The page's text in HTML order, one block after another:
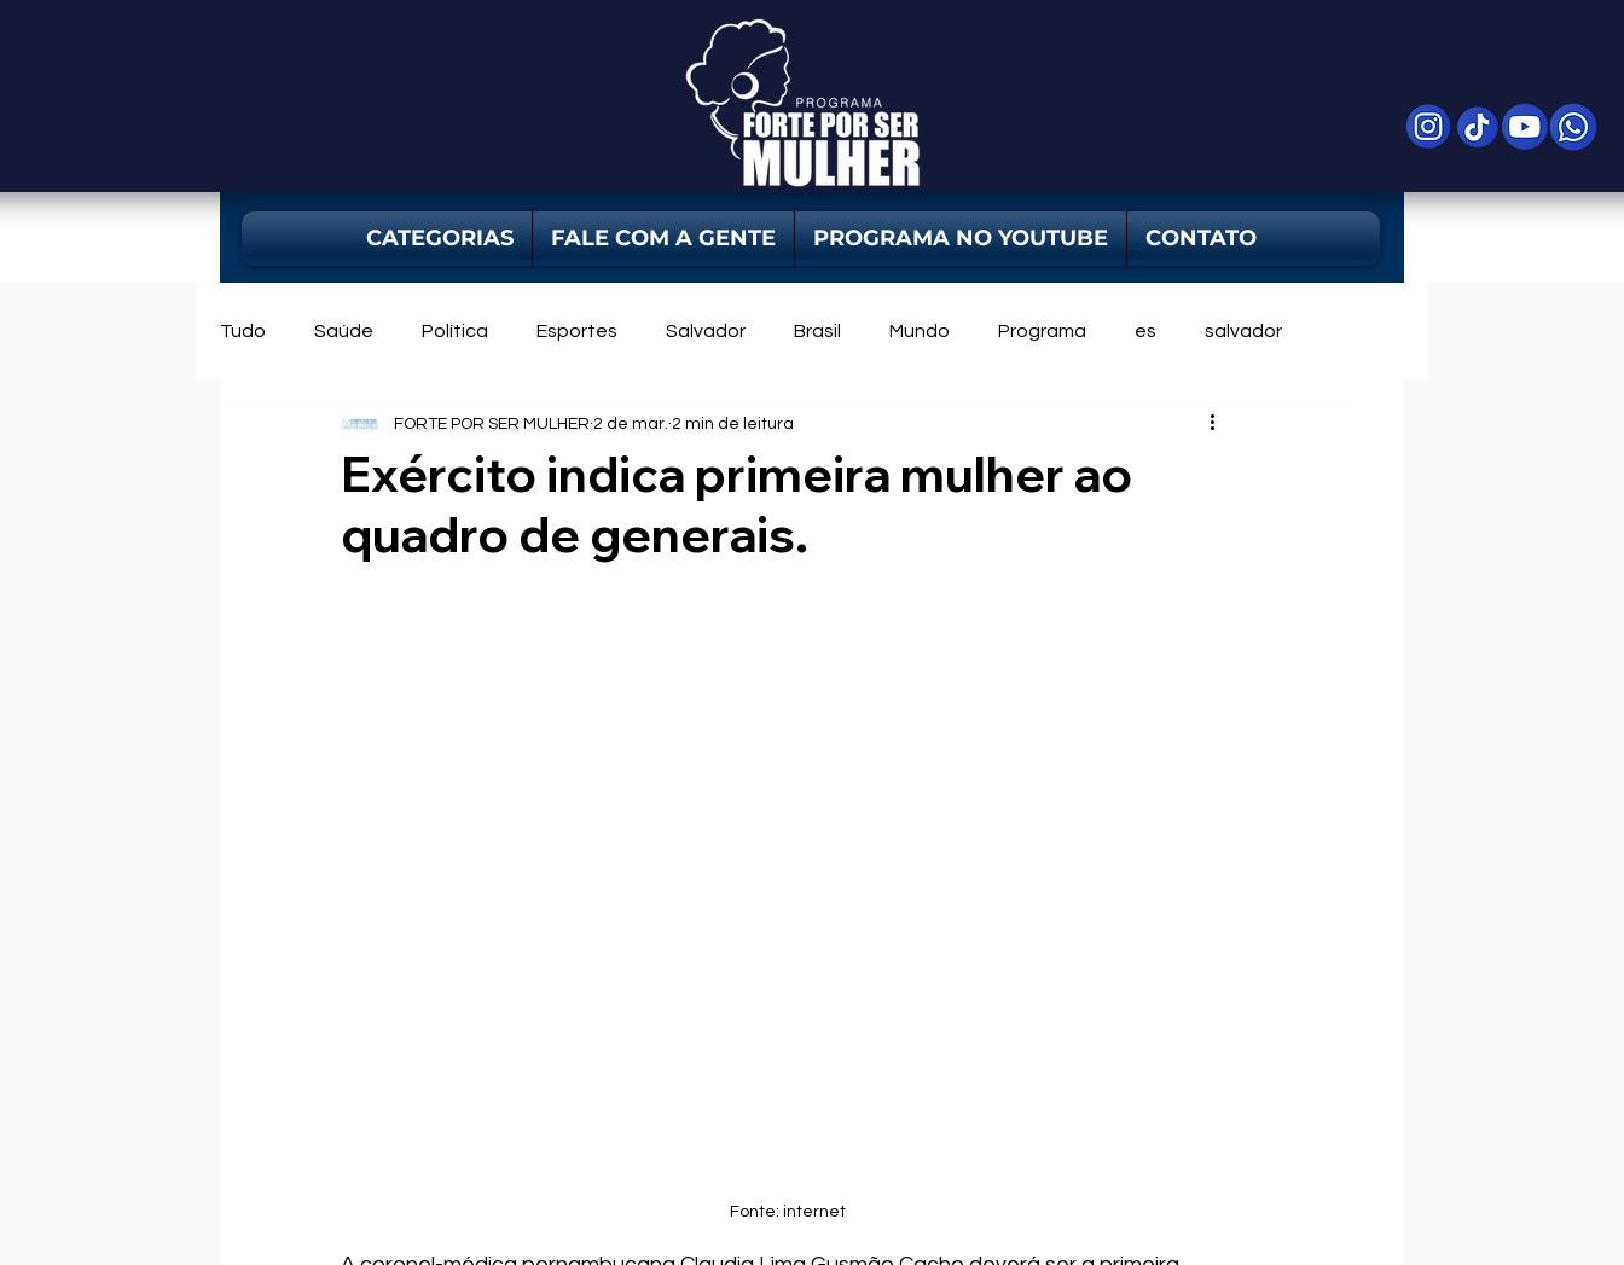
CATEGORIAS FALE COM A GENTE PROGRAMA NO YOUTUBE CONTATO
Tudo Saúde Política Esportes Salvador Brasil Mundo Programa es salvador
Mercado Bahia Utilidade Pública Violência Contra Mulher
Exército indica primeira mulher ao
quadro de generais.
FORTE POR SER MULHER 2 de mar. 2 min de leitura
Fonte: internet